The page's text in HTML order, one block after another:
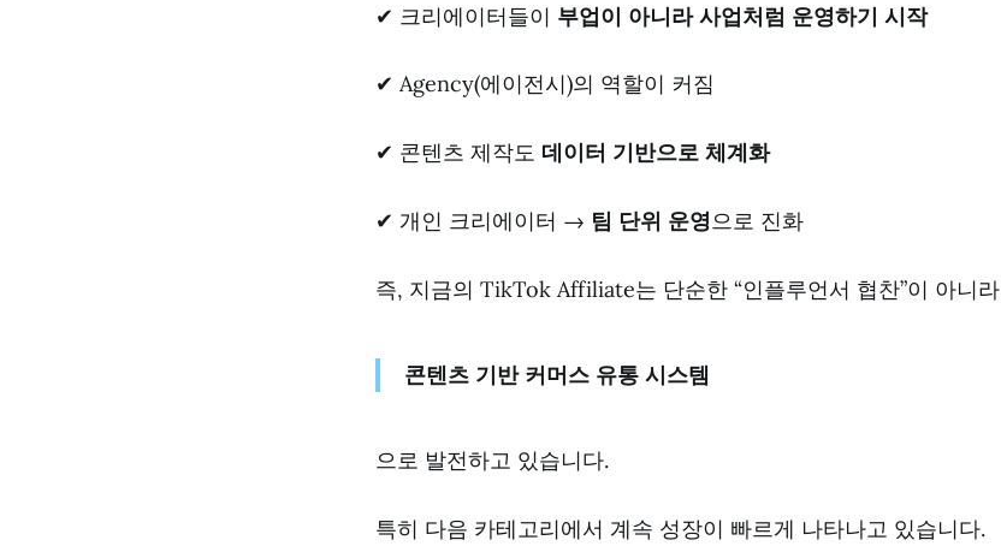
✔ 크리에이터들이 부업이 아니라 사업처럼 운영하기 시작
✔ Agency(에이전시)의 역할이 커짐
✔ 콘텐츠 제작도 데이터 기반으로 체계화
✔ 개인 크리에이터 → 팀 단위 운영으로 진화
즉, 지금의 TikTok Affiliate는 단순한 “인플루언서 협찬”이 아니라
콘텐츠 기반 커머스 유통 시스템
으로 발전하고 있습니다.
특히 다음 카테고리에서 계속 성장이 빠르게 나타나고 있습니다.